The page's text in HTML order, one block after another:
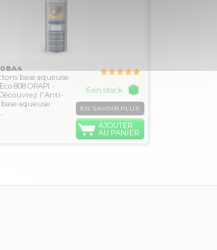
base aqueuse
808 ORAPI -
l'Anti-
aqueuse
6 en stock
EN SAVOIR PLUS
AJOUTER
AU PANIER